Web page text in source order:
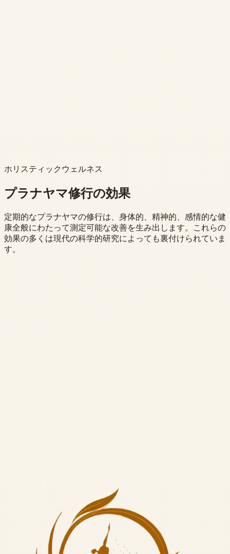
ホリスティックウェルネス
プラナヤマ修行の効果
定期的なプラナヤマの修行は、身体的、精神的、感情的な健
康全般にわたって測定可能な改善を生み出します。これらの
効果の多くは現代の科学的研究によっても裏付けられていま
す。